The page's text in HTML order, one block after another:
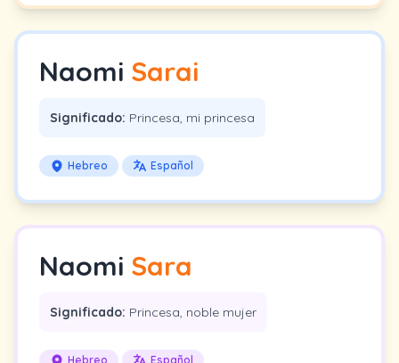
Naomi Sarai
Significado: Princesa, mi princesa
Hebreo Español
Naomi Sara
Significado: Princesa, noble mujer
Hebreo Español